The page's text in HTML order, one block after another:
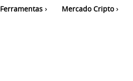
Ferramentas Mercado Cripto